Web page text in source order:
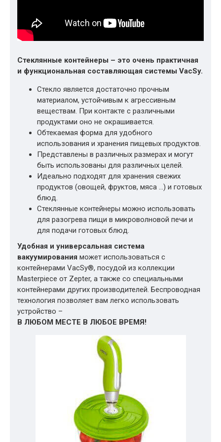
Стеклянные контейнеры – это очень практичная
и функциональная составляющая системы VacSy.
Стекло является достаточно прочным
материалом, устойчивым к агрессивным
веществам. При контакте с различными
продуктами оно не окрашивается.
Обтекаемая форма для удобного
использования и хранения пищевых продуктов.
Представлены в различных размерах и могут
быть использованы для различных целей.
Идеально подходят для хранения свежих
продуктов (овощей, фруктов, мяса …) и готовых
блюд.
Стеклянные контейнеры можно использовать
для разогрева пищи в микроволновой печи и
для подачи готовых блюд.
Удобная и универсальная система
вакуумирования может использоваться с
контейнерами VacSy®, посудой из коллекции
Masterpiece от Zepter, а также со специальными
контейнерами других производителей. Беспроводная
технология позволяет вам легко использовать
устройство –
В ЛЮБОМ МЕСТЕ В ЛЮБОЕ ВРЕМЯ!